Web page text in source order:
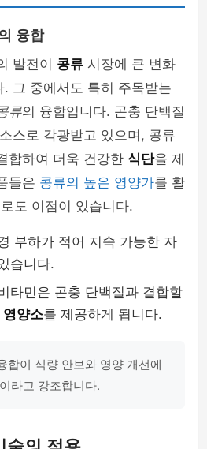
융합
발전이 콩류 시장에 큰 변화
그 중에서도 특히 주목받는
류의 융합입니다. 곤충 단백질
스로 각광받고 있으며, 콩류
합하여 더욱 건강한 식단을 제
들은 콩류의 높은 영양가를 활
도 이점이 있습니다.
부하가 적어 지속 가능한 자
습니다.
타민은 곤충 단백질과 결합할
영양소를 제공하게 됩니다.
합이 식량 안보와 영양 개선에
라고 강조합니다.